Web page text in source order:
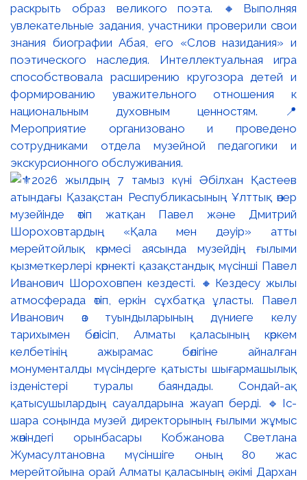
раскрыть образ великого поэта. 🔸Выполняя
увлекательные задания, участники проверили свои
знания биографии Абая, его «Слов назидания» и
поэтического наследия. Интеллектуальная игра
способствовала расширению кругозора детей и
формированию уважительного отношения к
национальным духовным ценностям. 📍
Мероприятие организовано и проведено
сотрудниками отдела музейной педагогики и
экскурсионного обслуживания.